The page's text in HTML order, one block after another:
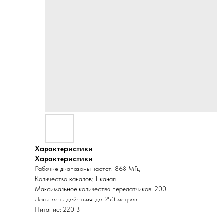
Характеристики
Характеристики
Рабочие диапазоны частот: 868 МГц
Количество каналов: 1 канал
Максимальное количество передатчиков: 200
Дальность действия: до 250 метров
Питание: 220 В